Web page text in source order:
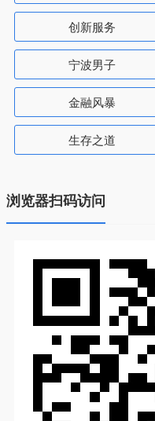
创新服务
宁波男子
金融风暴
生存之道
浏览器扫码访问